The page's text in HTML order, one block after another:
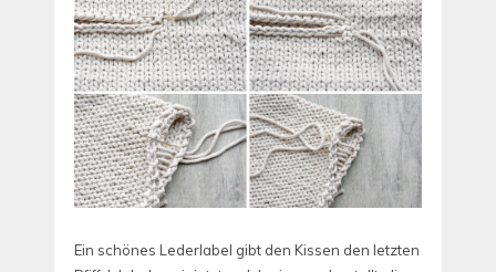
Ein schönes Lederlabel gibt den Kissen den letzten